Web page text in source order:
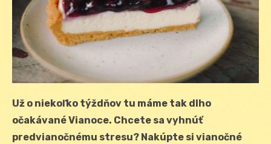
Už o niekoľko týždňov tu máme tak dlho
očakávané Vianoce. Chcete sa vyhnúť
predvianočnému stresu? Nakúpte si vianočné